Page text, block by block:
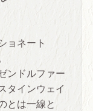
ョネート
ンドルファー
タインウェイ
とは一線と